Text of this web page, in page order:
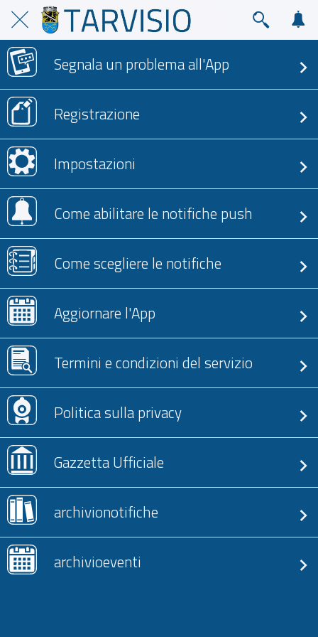
Segnala un problema all'App
Registrazione
Impostazioni
Come abilitare le notifiche push
Come scegliere le notifiche
Aggiornare l'App
Termini e condizioni del servizio
Politica sulla privacy
Gazzetta Ufficiale
archivionotifiche
archivioeventi